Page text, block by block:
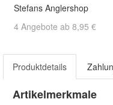
Stefans Anglershop
4 Angebote ab 8,95 €
Produktdetails
Artikelmerkmale